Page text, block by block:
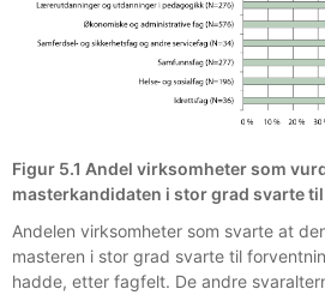
Figur 5.1 Andel virksomheter som
masterkandidaten i stor grad svarte
Andelen virksomheter som svarte at
masteren i stor grad svarte til
hadde, etter fagfelt. De andre